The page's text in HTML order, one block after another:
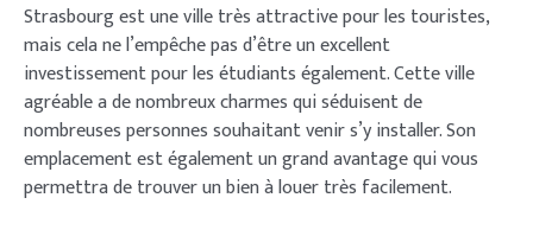
Strasbourg est une ville très attractive pour les touristes,
mais cela ne l’empêche pas d’être un excellent
investissement pour les étudiants également. Cette ville
agréable a de nombreux charmes qui séduisent de
nombreuses personnes souhaitant venir s’y installer. Son
emplacement est également un grand avantage qui vous
permettra de trouver un bien à louer très facilement.